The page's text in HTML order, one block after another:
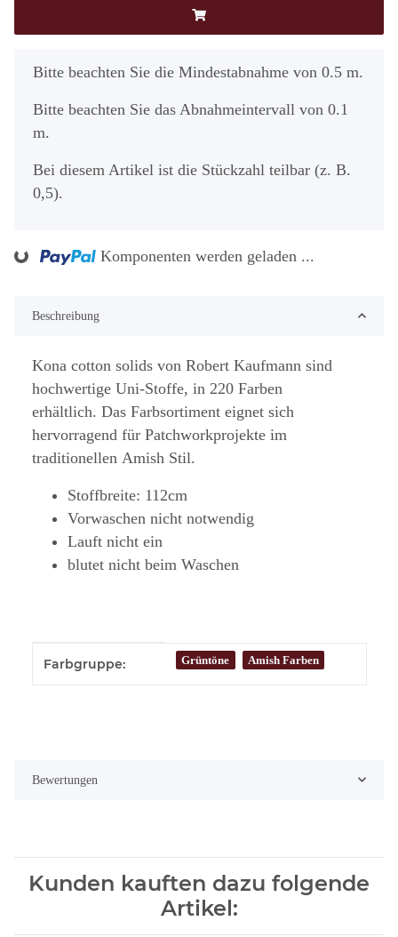
x
Bitte beachten Sie die Mindestabnahme von 0.5 m.
Bitte beachten Sie das Abnahmeintervall von 0.1
m.
Bei diesem Artikel ist die Stückzahl teilbar (z. B.
0,5).
Komponenten werden geladen ...
Beschreibung
Kona cotton solids von Robert Kaufmann sind
hochwertige Uni-Stoffe, in 220 Farben
erhältlich. Das Farbsortiment eignet sich
hervorragend für Patchworkprojekte im
traditionellen Amish Stil.
Stoffbreite: 112cm
Vorwaschen nicht notwendig
Lauft nicht ein
blutet nicht beim Waschen
Produkteigenschaft
Wert
Farbgruppe: Grüntöne Amish Farben
Bewertungen
Kunden kauften dazu folgende
Artikel: